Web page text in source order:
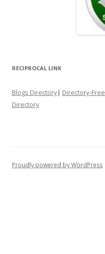
RECIPROCAL LINK
Blogs Directory| Directory-Free
Directory
Proudly powered by WordPress